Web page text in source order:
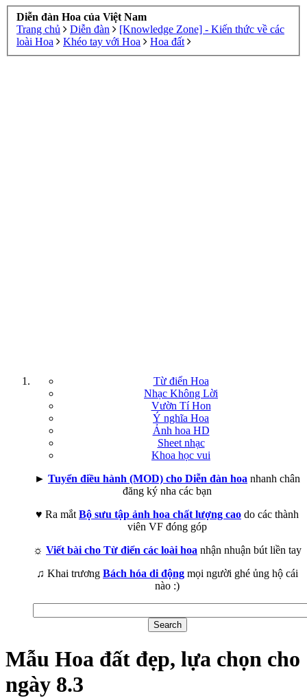
Diễn đàn Hoa của Việt Nam
Trang chủ
Diễn đàn
[Knowledge Zone] - Kiến thức về các
loài Hoa
Khéo tay với Hoa Hoa đất
Từ điển Hoa
Nhạc Không Lời
Vườn Tí Hon
Ý nghĩa Hoa
Ảnh hoa HD
Sheet nhạc
Khoa học vui
► Tuyển điều hành (MOD) cho Diễn đàn hoa nhanh chân
đăng ký nha các bạn
♥ Ra mắt Bộ sưu tập ảnh hoa chất lượng cao do các thành
viên VF đóng góp
☼ Viết bài cho Từ điển các loài hoa nhận nhuận bút liền tay
♫ Khai trương Bách hóa di động mọi người ghé ủng hộ cái
nào :)
Mẫu Hoa đất đẹp, lựa chọn cho
ngày 8.3